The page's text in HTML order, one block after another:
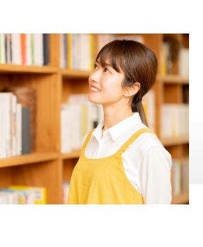
は？ 貸出・返却・予約
する図書館システムの
団体
更新日: 2026.03.17